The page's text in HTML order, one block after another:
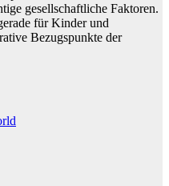
gesellschaftliche Faktoren.
für Kinder und
Bezugspunkte der